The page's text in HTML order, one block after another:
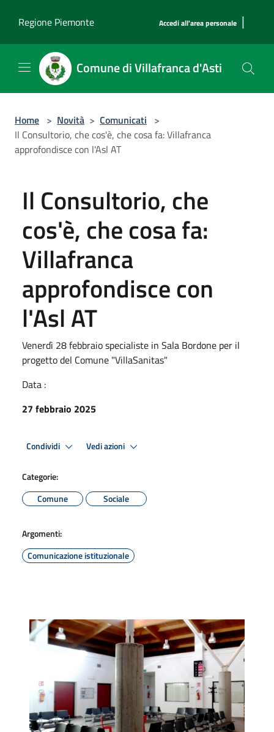
Regione Piemonte
Accedi all'area personale |
Comune di Villafranca d'Asti
Home > Novità > Comunicati >
Il Consultorio, che cos'è, che cosa fa: Villafranca
approfondisce con l'Asl AT
Il Consultorio, che
cos'è, che cosa fa:
Villafranca
approfondisce con
l'Asl AT
Venerdì 28 febbraio specialiste in Sala Bordone per il
progetto del Comune "VillaSanitas"
Data :
27 febbraio 2025
Condividi Vedi azioni
Categorie:
Comune
Sociale
Argomenti:
Comunicazione istituzionale